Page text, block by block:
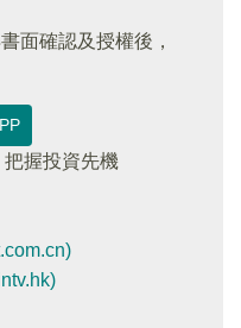
書面確認及授權後，
握投資先機